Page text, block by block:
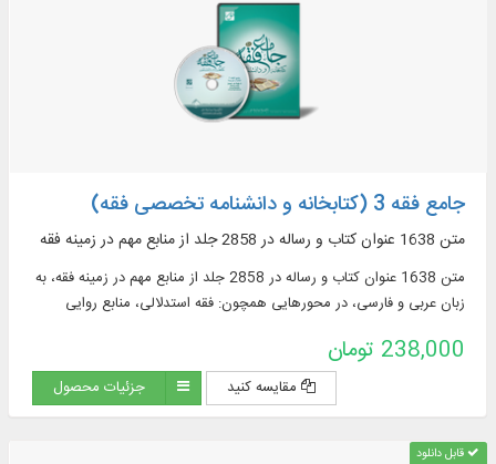
ومعاجم اللغة باللغتين العربية و الفارسية في ۶۲ مجلداً بقابليات البحث
جامع فقه 3 (کتابخانه و دانشنامه تخصصی فقه)
متن 1638 عنوان کتاب و رساله در 2858 جلد از منابع مهم در زمينه فقه
متن 1638 عنوان کتاب و رساله در 2858 جلد از منابع مهم در زمينه فقه، به
زبان عربی و فارسی، در محورهایی همچون: فقه استدلالی، منابع روایی
مستحدثه، فقه مقارن ...
238,000 تومان
مقایسه کنید جزئیات محصول
قابل دانلود